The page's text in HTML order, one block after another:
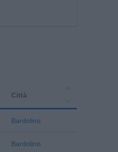
Città
Bardolino
Bardolino